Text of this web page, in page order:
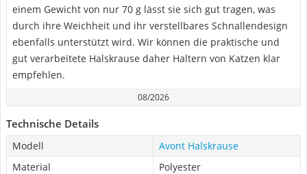
einem Gewicht von nur 70 g lässt sie sich gut tragen, was
durch ihre Weichheit und ihr verstellbares Schnallendesign
ebenfalls unterstützt wird. Wir können die praktische und
gut verarbeitete Halskrause daher Haltern von Katzen klar
empfehlen.
08/2026
Technische Details
Modell
Avont Halskrause
Material
Polyester